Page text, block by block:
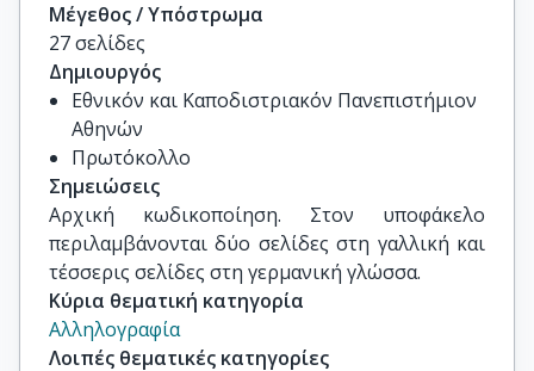
Μέγεθος / Υπόστρωμα
27 σελίδες
Δημιουργός
Εθνικόν και Καποδιστριακόν Πανεπιστήμιον
Αθηνών
Πρωτόκολλο
Σημειώσεις
Αρχική κωδικοποίηση. Στον υποφάκελο
περιλαμβάνονται δύο σελίδες στη γαλλική και
τέσσερις σελίδες στη γερμανική γλώσσα.
Κύρια θεματική κατηγορία
Αλληλογραφία
Λοιπές θεματικές κατηγορίες